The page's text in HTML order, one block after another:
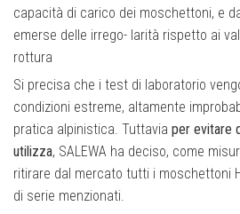
capacità di carico dei moschettoni, e
emerse delle irrego- larità rispetto ai
rottura
Si precisa che i test di laboratorio
condizioni estreme, altamente
pratica alpinistica. Tuttavia per evitare
utilizza, SALEWA ha deciso, come
ritirare dal mercato tutti i moschettoni
di serie menzionati.